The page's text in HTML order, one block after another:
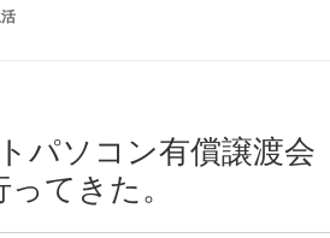
パソコン有償譲渡会
ってきた。